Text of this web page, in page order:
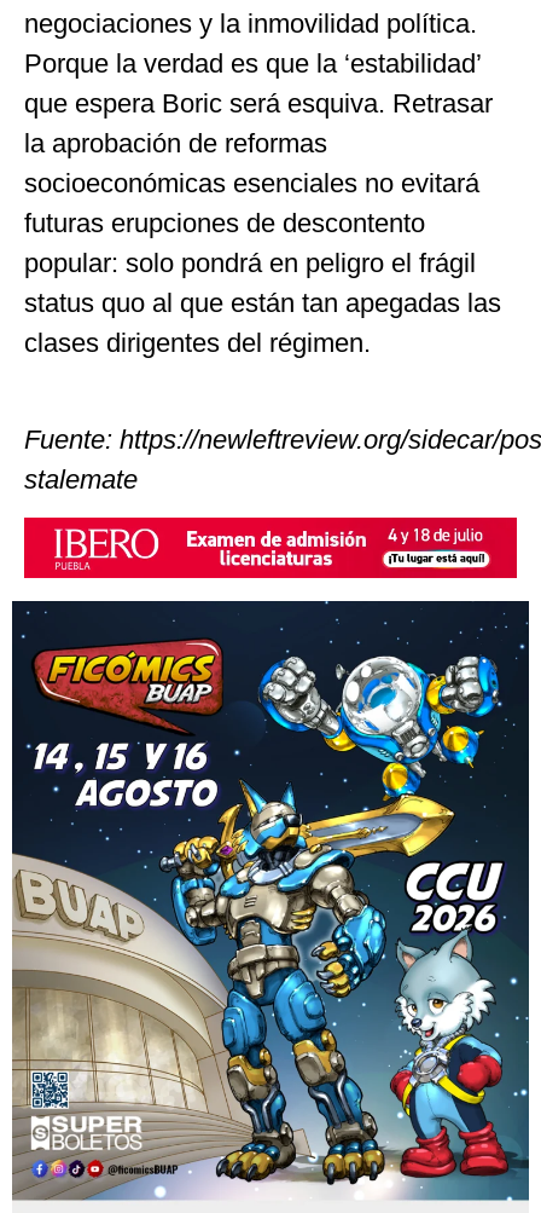
negociaciones y la inmovilidad política.
Porque la verdad es que la ‘estabilidad’
que espera Boric será esquiva. Retrasar
la aprobación de reformas
socioeconómicas esenciales no evitará
futuras erupciones de descontento
popular: solo pondrá en peligro el frágil
status quo al que están tan apegadas las
clases dirigentes del régimen.
Fuente: https://newleftreview.org/sidecar/
stalemate